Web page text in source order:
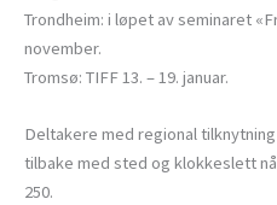
Trondheim: i løpet av seminaret
november.
Tromsø: TIFF 13. – 19. januar.
Deltakere med regional
tilbake med sted og klokkeslett
250.